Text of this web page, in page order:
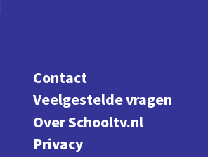
Contact
Veelgestelde vragen
Over Schooltv.nl
Privacy